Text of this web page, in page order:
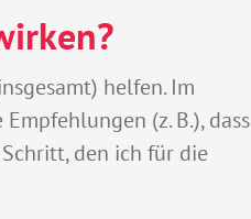
helfen. Im
(z. B.), dass
den ich für die